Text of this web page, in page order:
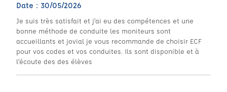
Date : 30/05/2026
Je suis très satisfait et j’ai eu des compétences et une
bonne méthode de conduite les moniteurs sont
accueillants et jovial je vous recommande de choisir ECF
pour vos codes et vos conduites. Ils sont disponible et à
l’écoute des des élèves